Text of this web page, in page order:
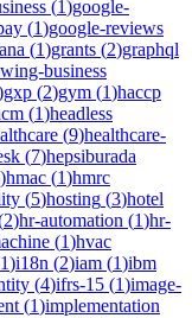
(1)google-
(1)google-reviews
(1)grants (2)graphql
business
gxp (2)gym (1)haccp
(1)headless
(9)healthcare-
(7)hepsiburada
)hmac (1)hmrc
(5)hosting (3)hotel
2)hr-automation (1)hr-
(1)hvac
1)i18n (2)iam (1)ibm
(4)ifrs-15 (1)image-
(1)implementation